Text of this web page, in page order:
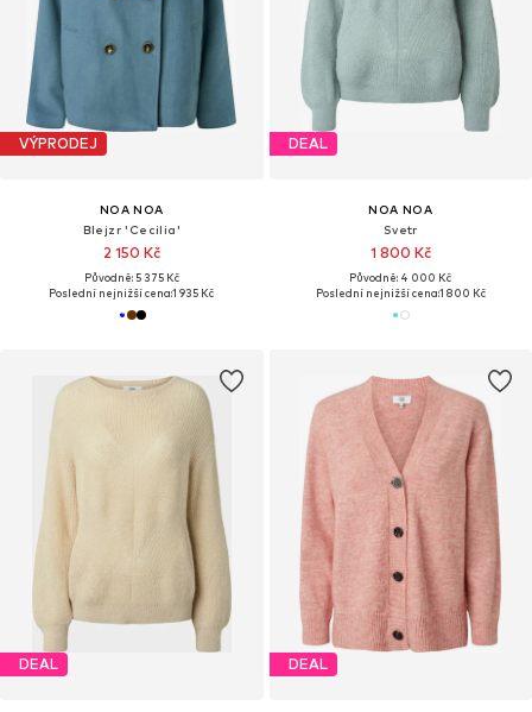
VÝPRODEJ
NOA NOA
Blejzr 'Cecilia'
2 150 Kč
Původně: 5 375 Kč
Poslední nejnižší cena:1 935 Kč
DEAL
NOA NOA
Svetr
1 800 Kč
Původně: 4 000 Kč
Poslední nejnižší cena:1 800 Kč
DEAL DEAL